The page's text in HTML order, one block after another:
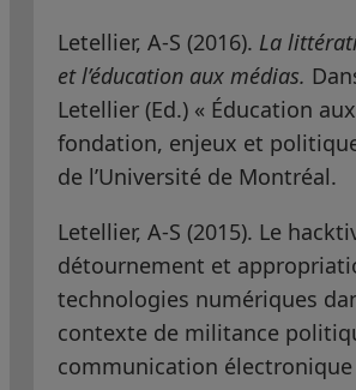
Letellier, A-S (2016). La
et l’éducation aux médias.
Letellier (Ed.) « Éducation
fondation, enjeux et
de l’Université de Montréal.
Letellier, A-S (2015). Le
détournement et
technologies numériques
contexte de militance
communication électronique